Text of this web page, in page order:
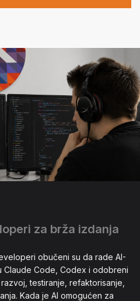
za brža izdanja
obučeni su da rade AI-
Claude Code, Codex i odobreni
testiranje, refaktorisanje,
Kada je AI omogućen za